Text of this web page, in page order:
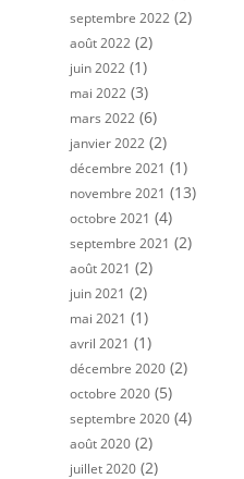
septembre 2022 (2)
août 2022 (2)
juin 2022 (1)
mai 2022 (3)
mars 2022 (6)
janvier 2022 (2)
décembre 2021 (1)
novembre 2021 (13)
octobre 2021 (4)
septembre 2021 (2)
août 2021 (2)
juin 2021 (2)
mai 2021 (1)
avril 2021 (1)
décembre 2020 (2)
octobre 2020 (5)
septembre 2020 (4)
août 2020 (2)
juillet 2020 (2)